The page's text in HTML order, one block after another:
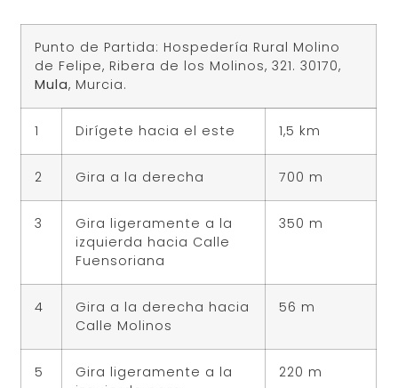
Punto de Partida: Hospedería Rural Molino
de Felipe, Ribera de los Molinos, 321. 30170,
Mula, Murcia.
1 Dirígete hacia el este 1,5 km
2 Gira a la derecha 700 m
3
Gira ligeramente a la
izquierda hacia Calle
Fuensoriana
350 m
4
Gira a la derecha hacia
Calle Molinos
56 m
5
Gira ligeramente a la
220 m